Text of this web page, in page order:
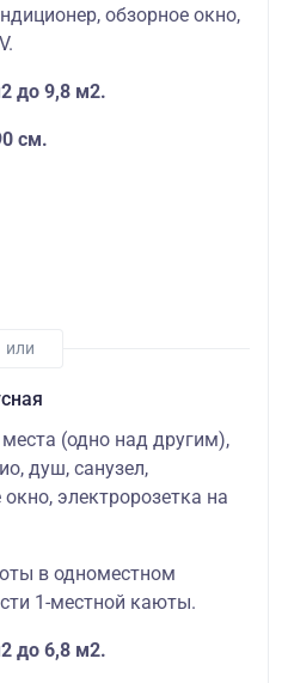
обзорное окно,
до 9,8 м2.
см.
(одно над другим),
душ, санузел,
электророзетка на
в одноместном
1-местной каюты.
до 6,8 м2.